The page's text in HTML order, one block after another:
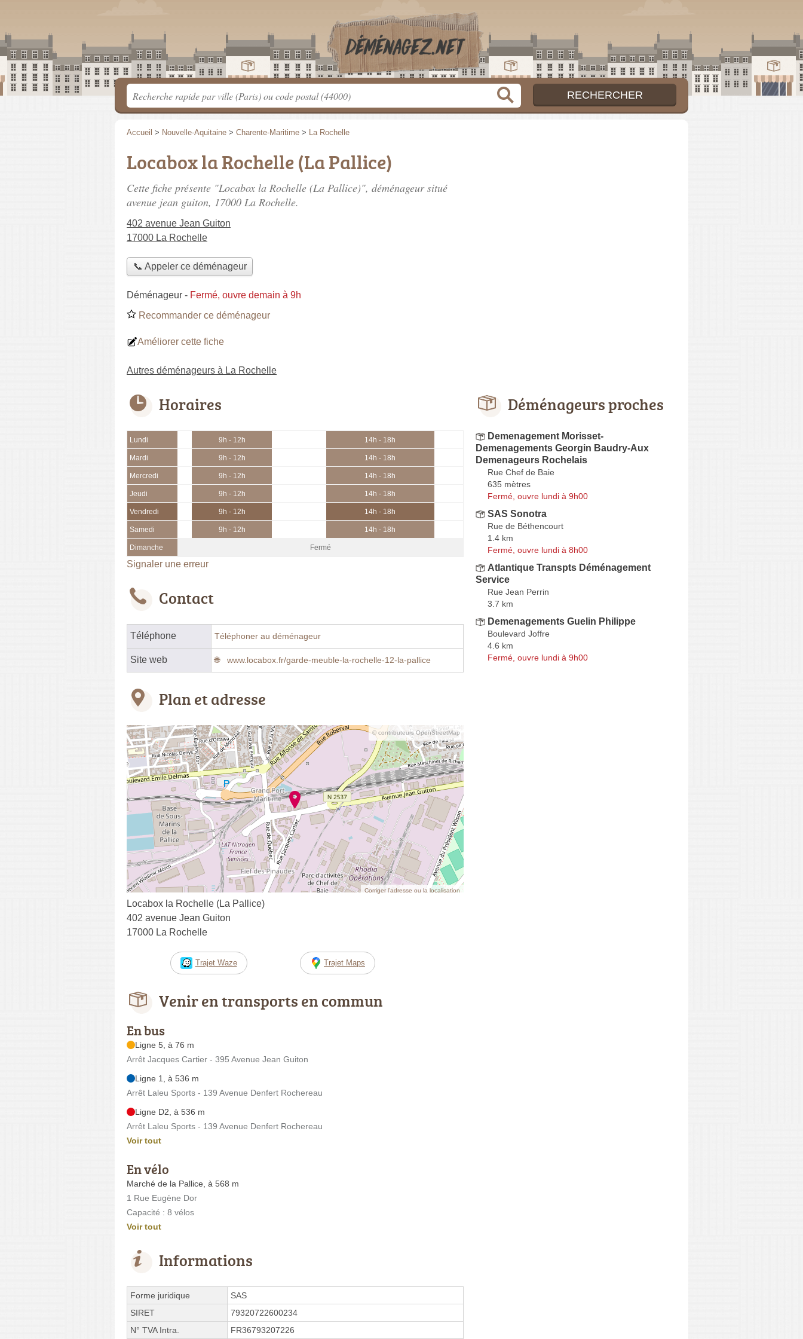
Accueil > Nouvelle-Aquitaine > Charente-Maritime > La Rochelle
Locabox la Rochelle (La Pallice)
Cette fiche présente "Locabox la Rochelle (La Pallice)", déménageur situé
avenue jean guiton, 17000 La Rochelle.
402 avenue Jean Guiton
17000 La Rochelle
📞 Appeler ce déménageur
Déménageur - Fermé, ouvre demain à 9h
Recommander ce déménageur
Améliorer cette fiche
Autres déménageurs à La Rochelle
Horaires
Lundi 9h - 12h 14h - 18h
Mardi 9h - 12h 14h - 18h
Mercredi 9h - 12h 14h - 18h
Jeudi 9h - 12h 14h - 18h
Vendredi 9h - 12h 14h - 18h
Samedi 9h - 12h 14h - 18h
Dimanche Fermé
Signaler une erreur
Contact
Téléphone Téléphoner au déménageur
Site web www.locabox.fr/garde-meuble-la-rochelle-12-la-pallice
Plan et adresse
© contributeurs OpenStreetMap
Corriger l’adresse ou la localisation
Locabox la Rochelle (La Pallice)
402 avenue Jean Guiton
17000 La Rochelle
Trajet Waze Trajet Maps
Venir en transports en commun
En bus
Ligne 5, à 76 m
Arrêt Jacques Cartier - 395 Avenue Jean Guiton
Ligne 1, à 536 m
Arrêt Laleu Sports - 139 Avenue Denfert Rochereau
Ligne D2, à 536 m
Arrêt Laleu Sports - 139 Avenue Denfert Rochereau
Voir tout
En vélo
Marché de la Pallice, à 568 m
1 Rue Eugène Dor
Capacité : 8 vélos
Voir tout
Informations
Forme juridique
SAS
SIRET
79320722600234
N° TVA Intra.
FR36793207226
Déménageurs proches
Demenagement Morisset-
Demenagements Georgin Baudry-Aux
Demenageurs Rochelais
Rue Chef de Baie
635 mètres
Fermé, ouvre lundi à 9h00
SAS Sonotra
Rue de Béthencourt
1.4 km
Fermé, ouvre lundi à 8h00
Atlantique Transpts Déménagement
Service
Rue Jean Perrin
3.7 km
Demenagements Guelin Philippe
Boulevard Joffre
4.6 km
Fermé, ouvre lundi à 9h00